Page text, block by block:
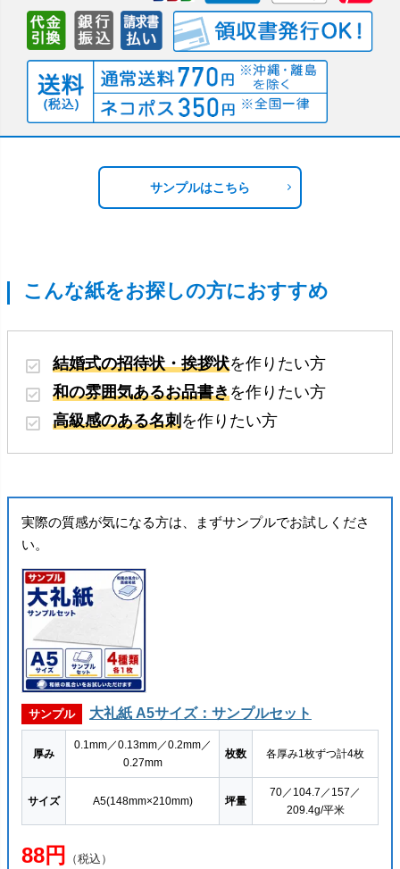
サンプルはこちら
こんな紙をお探しの方におすすめ
結婚式の招待状・挨拶状を作りたい方
和の雰囲気あるお品書きを作りたい方
高級感のある名刺を作りたい方
実際の質感が気になる方は、まずサンプルでお試しくださ
い。
サンプル 大礼紙 A5サイズ：サンプルセット
厚み
0.1mm／0.13mm／0.2mm／
0.27mm
枚数 各厚み1枚ずつ計4枚
サイズ A5(148mm×210mm) 坪量
70／104.7／157／
209.4g/平米
88円 （税込）